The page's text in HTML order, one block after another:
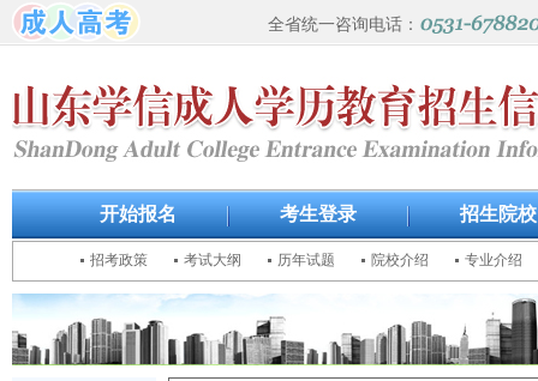
全省统一咨询电话：
开始报名 考生登录 招生院校
招考政策 考试大纲 历年试题 院校介绍 专业介绍